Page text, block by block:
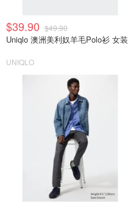
$39.90 $49.90
Uniqlo 澳洲美利奴羊毛Polo衫 女装
UNIQLO